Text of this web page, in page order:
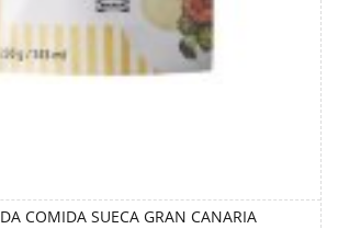
COMIDA SUECA GRAN CANARIA